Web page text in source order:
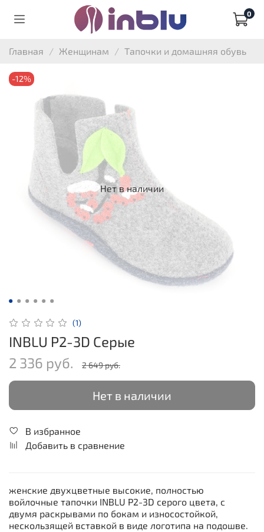
0
Главная Женщинам Тапочки и домашняя обувь
Нет в наличии
-12%
(1)
INBLU P2-3D Серые
2 336 руб.
2 649 руб.
Нет в наличии
В избранное
Добавить в сравнение
женские двухцветные высокие, полностью
войлочные тапочки INBLU P2-3D серого цвета, с
двумя раскрывами по бокам и износостойкой,
нескользящей вставкой в виде логотипа на подошве.